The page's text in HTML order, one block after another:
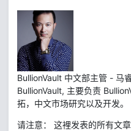
BullionVault 中文部主管 - 马
BullionVault, 主要负责
拓，中文市场研究以及开发。
请注意： 这裡发表的所有文